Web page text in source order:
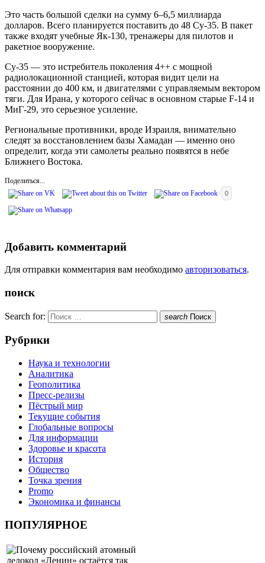
Это часть большой сделки на сумму 6–6,5 миллиарда
долларов. Всего планируется поставить до 48 Су-35. В пакет
также входят учебные Як-130, тренажеры для пилотов и
ракетное вооружение.
Су-35 — это истребитель поколения 4++ с мощной
радиолокационной станцией, которая видит цели на
расстоянии до 400 км, и двигателями с управляемым вектором
тяги. Для Ирана, у которого сейчас в основном старые F-14 и
МиГ-29, это серьезное усиление.
Региональные противники, вроде Израиля, внимательно
следят за восстановлением базы Хамадан — именно оно
определит, когда эти самолеты реально появятся в небе
Ближнего Востока.
Поделиться...
0
Добавить комментарий
Для отправки комментария вам необходимо авторизоваться.
поиск
Search for: search Поиск
Рубрики
Наука и технологии
Аналитика
Геополитика
Пресс-релизы
Пёстрый мир
Текущие события
Глобальные вопросы
Для информации
Здоровье и красота
История
Общество
Точка зрения
Promo
Экономика и финансы
ПОПУЛЯРНОЕ